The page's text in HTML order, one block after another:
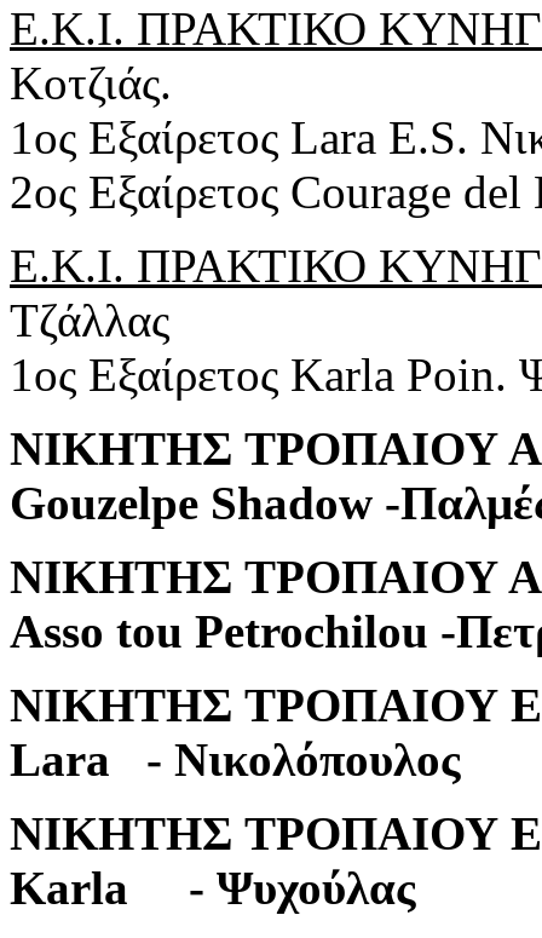
Ε.Κ.Ι. ΠΡΑΚΤΙΚΟ ΚΥΝΗΓΙ
Κοτζιάς.
1ος Εξαίρετος Lara E.S.
2ος Εξαίρετος Courage
Ε.Κ.Ι. ΠΡΑΚΤΙΚΟ ΚΥΝΗΓΙ
Τζάλλας
1ος Εξαίρετος Karla Poin.
ΝΙΚΗΤΗΣ ΤΡΟΠΑΙΟΥ
Gouzelpe Shadow -
ΝΙΚΗΤΗΣ ΤΡΟΠΑΙΟΥ
Asso tou Petrochilou -
ΝΙΚΗΤΗΣ ΤΡΟΠΑΙΟΥ
Lara - Νικολόπουλος
ΝΙΚΗΤΗΣ ΤΡΟΠΑΙΟΥ
Karla - Ψυχούλας